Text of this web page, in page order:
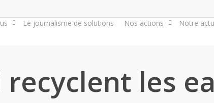
Le journalisme de solutions Nos actions Notre actu
recyclent les